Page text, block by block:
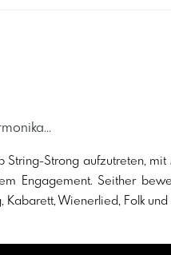
Strong aufzutreten,
Engagement. Seither
Wienerlied, Folk und